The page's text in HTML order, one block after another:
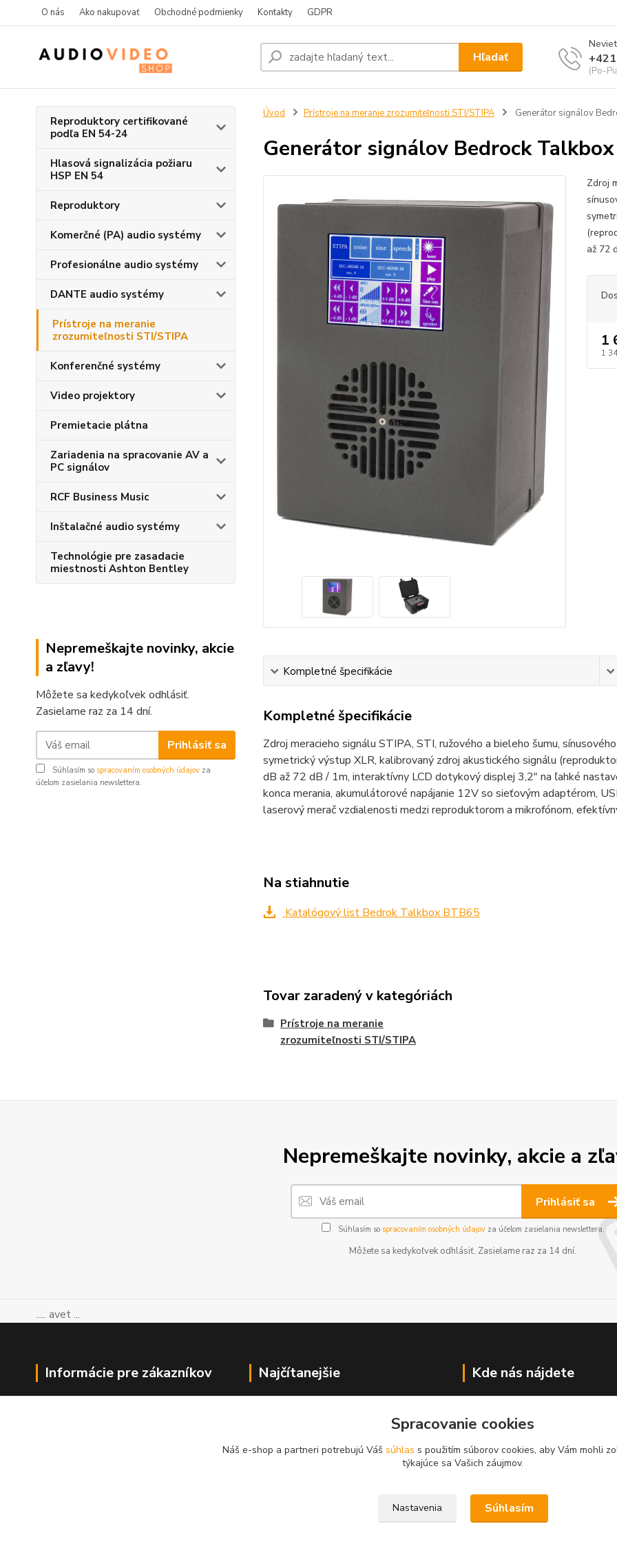
O nás Ako nakupovať Obchodné podmienky Kontakty GDPR
Hľadať
(Po-
Reproduktory certifikované
podľa EN 54-24
Hlasová signalizácia požiaru
HSP EN 54
Reproduktory
Komerčné (PA) audio systémy
Profesionálne audio systémy
DANTE audio systémy
Prístroje na meranie
zrozumiteľnosti STI/STIPA
Konferenčné systémy
Video projektory
Premietacie plátna
Zariadenia na spracovanie AV a
PC signálov
RCF Business Music
Inštalačné audio systémy
Technológie pre zasadacie
miestnosti Ashton Bentley
Nepremeškajte novinky, akcie
a zľavy!
Môžete sa kedykoľvek odhlásiť.
Zasielame raz za 14 dní.
Prihlásiť sa
Súhlasím so spracovaním osobných údajov za
účelom zasielania newslettera.
Úvod Prístroje na meranie zrozumiteľnosti STI/STIPA Generátor signálov
Generátor signálov Bedrock
Zdroj
až 72
1
1
Kompletné špecifikácie
Kompletné špecifikácie
Zdroj meracieho signálu STIPA, STI, ružového a bieleho šumu,
symetrický výstup XLR, kalibrovaný zdroj akustického signálu
dB až 72 dB / 1m, interaktívny LCD dotykový displej 3,2" na ľahké
konca merania, akumulátorové napájanie 12V so sieťovým adaptérom,
laserový merač vzdialenosti medzi reproduktorom a mikrofónom,
Na stiahnutie
Katalógový list Bedrok Talkbox BTB65
Tovar zaradený v kategóriách
Prístroje na meranie
zrozumiteľnosti STI/STIPA
Nepremeškajte novinky, akcie a
Prihlásiť sa
Súhlasím so spracovaním osobných údajovza účelom zasielania newslettera.
Môžete sa kedykoľvek odhlásiť. Zasielame raz za 14 dní.
..... avet ...
Informácie pre zákazníkov Najčítanejšie Kde nás nájdete
Spracovanie cookies
Náš e-shop a partneri potrebujú Váš súhlas s použitím súborov cookies, aby Vám mohli
týkajúce sa Vašich záujmov.
Nastavenia Súhlasím